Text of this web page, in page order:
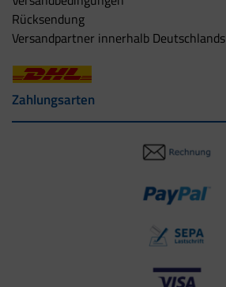
Rücksendung
Versandpartner innerhalb Deutschlands
Zahlungsarten